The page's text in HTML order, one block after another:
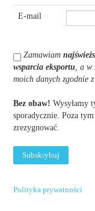
E-mail
Zamawiam
wsparcia eksportu, a w
moich danych zgodnie
Bez obaw! Wysyłamy
sporadycznie. Poza
zrezygnować.
Polityka prywatności